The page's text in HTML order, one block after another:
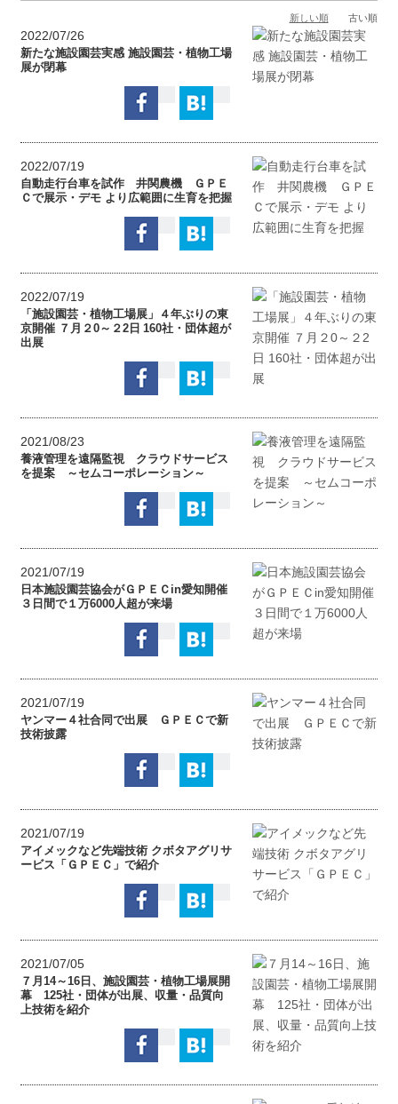
新しい順 古い順
2022/07/26
新たな施設園芸実感 施設園芸・植物工場
展が閉幕
2022/07/19
自動走行台車を試作 井関農機 ＧＰＥ
Ｃで展示・デモ より広範囲に生育を把握
2022/07/19
「施設園芸・植物工場展」４年ぶりの東
京開催 ７月２0～２2日 160社・団体超が
出展
2021/08/23
養液管理を遠隔監視 クラウドサービス
を提案 ～セムコーポレーション～
2021/07/19
日本施設園芸協会がＧＰＥＣin愛知開催
３日間で１万6000人超が来場
2021/07/19
ヤンマー４社合同で出展 ＧＰＥＣで新
技術披露
2021/07/19
アイメックなど先端技術 クボタアグリサ
ービス「ＧＰＥＣ」で紹介
2021/07/05
７月14～16日、施設園芸・植物工場展開
幕 125社・団体が出展、収量・品質向
上技術を紹介